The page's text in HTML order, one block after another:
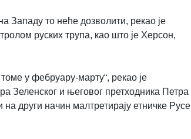
Западу то неће дозволити, рекао је
руских трупа, као што је Херсон,
у фебруару-марту“, рекао је
Зеленског и његовог претходника Петра
други начин малтретирају етничке Русе